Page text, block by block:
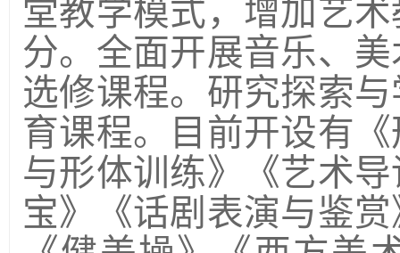
堂教学模式，增加艺
分。全面开展音乐、
选修课程。研究探索
育课程。目前开设有
与形体训练》《艺术
宝》《话剧表演与鉴